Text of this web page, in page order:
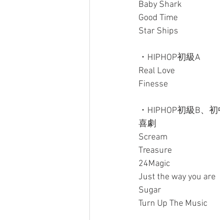
Baby Shark
Good Time
Star Ships
・HIPHOP初級A
Real Love
Finesse
・HIPHOP初級B、
喜劇
Scream
Treasure
24Magic
Just the way you are
Sugar
Turn Up The Music